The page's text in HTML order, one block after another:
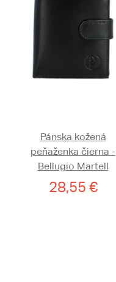
Pánska kožená
peňaženka čierna -
Bellugio Martell
28,55 €